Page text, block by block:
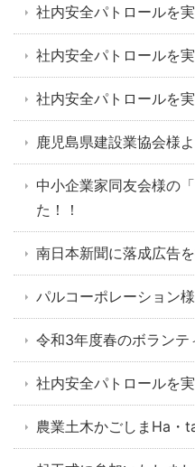
社内安全パトロールを
社内安全パトロールを
社内安全パトロールを
鹿児島県建設業協会様
中小企業家同友会様の
た！！
南日本新聞に落成広告
パルコーポレーション
令和3年度春のボランテ
社内安全パトロールを
農業土木かごしまHa・